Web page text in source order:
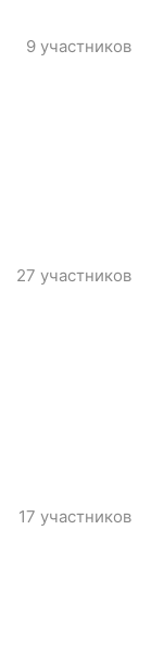
9 участников
27 участников
17 участников